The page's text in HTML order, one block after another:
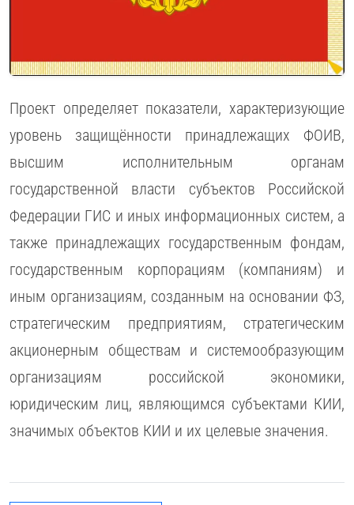
Проект определяет показатели, характеризующие
уровень защищённости принадлежащих ФОИВ,
высшим исполнительным органам
государственной власти субъектов Российской
Федерации ГИС и иных информационных систем, а
также принадлежащих государственным фондам,
государственным корпорациям (компаниям) и
иным организациям, созданным на основании ФЗ,
стратегическим предприятиям, стратегическим
акционерным обществам и системообразующим
организациям российской экономики,
юридическим лиц, являющимся субъектами КИИ,
значимых объектов КИИ и их целевые значения.